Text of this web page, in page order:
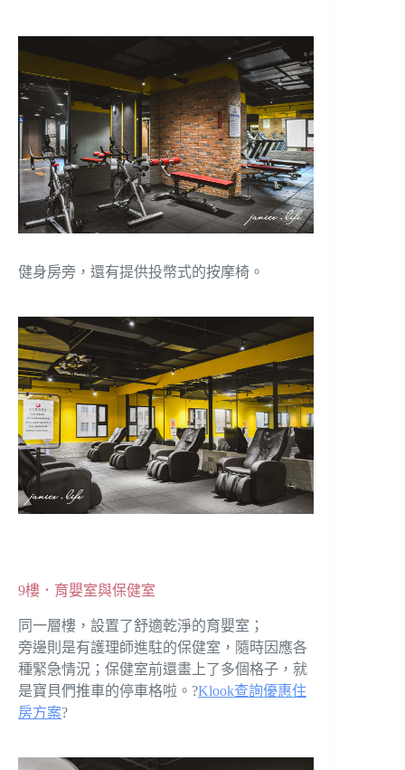
健身房旁，還有提供投幣式的按摩椅。
9樓．育嬰室與保健室
同一層樓，設置了舒適乾淨的育嬰室；
旁邊則是有護理師進駐的保健室，隨時因應各
種緊急情況；保健室前還畫上了多個格子，就
是寶貝們推車的停車格啦。?Klook查詢優惠住
房方案?